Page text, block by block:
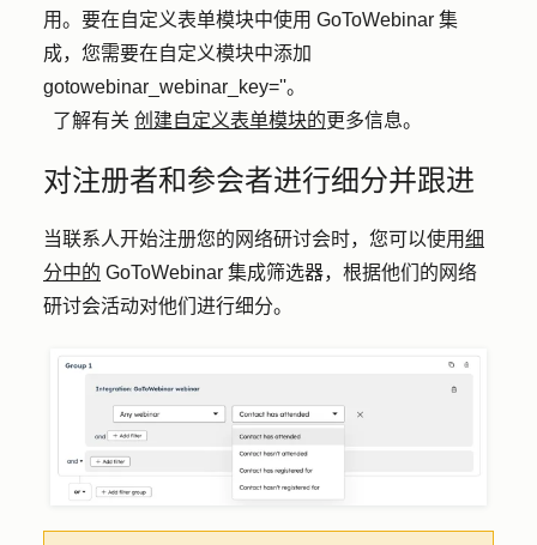
用。要在自定义表单模块中使用 GoToWebinar 集
成，您需要在自定义模块中添加
gotowebinar_webinar_key=''。
了解有关 创建自定义表单模块的更多信息。
对注册者和参会者进行细分并跟进
当联系人开始注册您的网络研讨会时，您可以使用细
分中的 GoToWebinar 集成筛选器，根据他们的网络
研讨会活动对他们进行细分。